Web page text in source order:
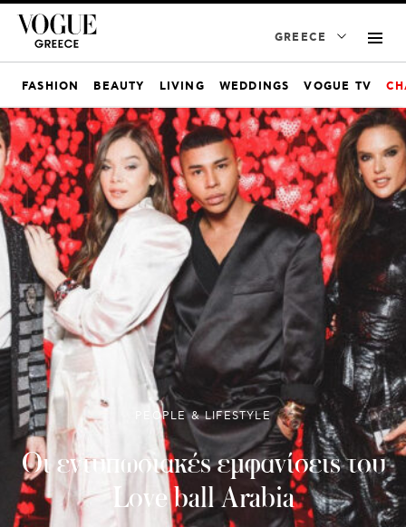
GREECE
FASHION BEAUTY LIVING WEDDINGS VOGUE TV
PEOPLE & LIFESTYLE
Οι εντυπωσιακές εμφανίσεις του
Love ball Arabia